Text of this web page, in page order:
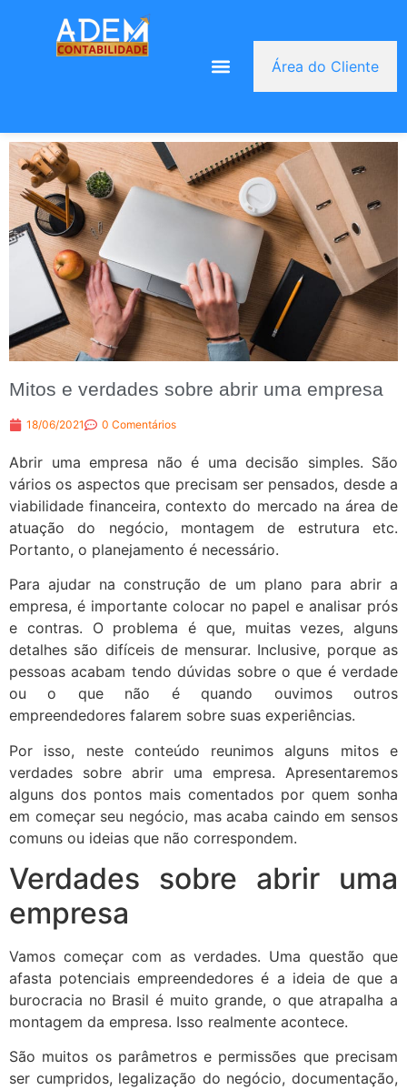
Área do Cliente
Mitos e verdades sobre abrir uma empresa
18/06/2021 0 Comentários
Abrir uma empresa não é uma decisão simples. São
vários os aspectos que precisam ser pensados, desde a
viabilidade financeira, contexto do mercado na área de
atuação do negócio, montagem de estrutura etc.
Portanto, o planejamento é necessário.
Para ajudar na construção de um plano para abrir a
empresa, é importante colocar no papel e analisar prós
e contras. O problema é que, muitas vezes, alguns
detalhes são difíceis de mensurar. Inclusive, porque as
pessoas acabam tendo dúvidas sobre o que é verdade
ou o que não é quando ouvimos outros
empreendedores falarem sobre suas experiências.
Por isso, neste conteúdo reunimos alguns mitos e
verdades sobre abrir uma empresa. Apresentaremos
alguns dos pontos mais comentados por quem sonha
em começar seu negócio, mas acaba caindo em sensos
comuns ou ideias que não correspondem.
Verdades sobre abrir uma
empresa
Vamos começar com as verdades. Uma questão que
afasta potenciais empreendedores é a ideia de que a
burocracia no Brasil é muito grande, o que atrapalha a
montagem da empresa. Isso realmente acontece.
São muitos os parâmetros e permissões que precisam
ser cumpridos, legalização do negócio, documentação,